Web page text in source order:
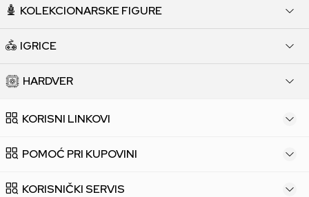
KOLEKCIONARSKE FIGURE
IGRICE
HARDVER
KORISNI LINKOVI
POMOĆ PRI KUPOVINI
KORISNIČKI SERVIS